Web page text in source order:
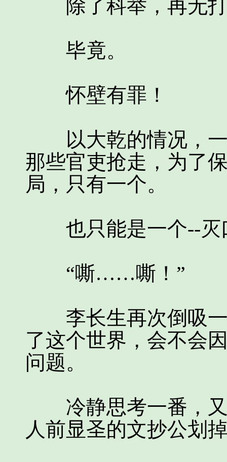
除了科举，再无打
毕竟。
怀壁有罪！
以大乾的情况，一
那些官吏抢走，为了
局，只有一个。
也只能是一个--灭
“嘶……嘶！”
李长生再次倒吸一
了这个世界，会不会
问题。
冷静思考一番，又
人前显圣的文抄公划